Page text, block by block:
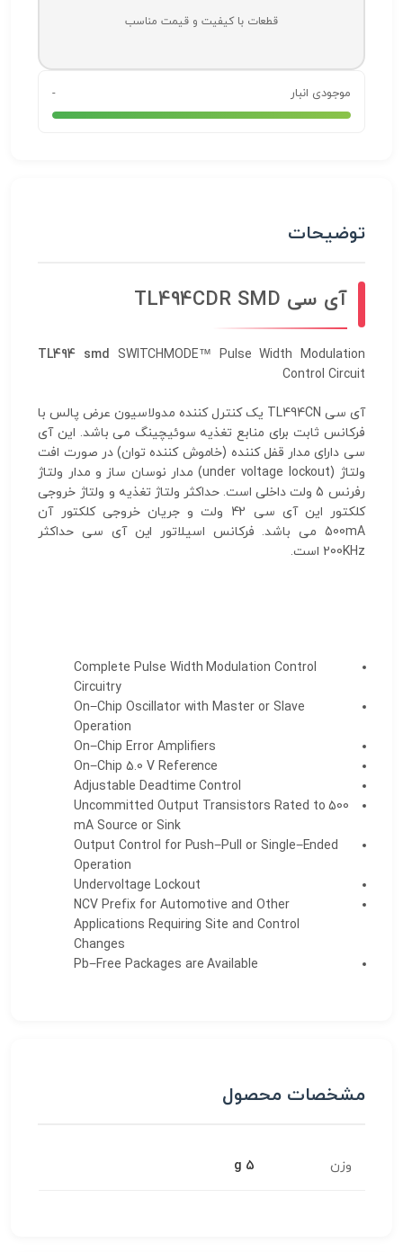
قطعات با کیفیت و قیمت مناسب
موجودی انبار -
توضیحات
آی سی TL494CDR SMD
TL494 smd SWITCHMODE™ Pulse Width Modulation
Control Circuit
آی سی TL494CN یک کنترل کننده مدولاسیون عرض پالس با
فرکانس ثابت برای منابع تغذیه سوئیچینگ می باشد. این آی
سی دارای مدار قفل کننده (خاموش کننده توان) در صورت افت
ولتاژ (under voltage lockout) مدار نوسان ساز و مدار ولتاژ
رفرنس 5 ولت داخلی است. حداکثر ولتاژ تغذیه و ولتاژ خروجی
کلکتور این آی سی 42 ولت و جریان خروجی کلکتور آن
500mA می باشد. فرکانس اسیلاتور این آی سی حداکثر
200KHz است.
Complete Pulse Width Modulation Control
Circuitry
On−Chip Oscillator with Master or Slave
Operation
On−Chip Error Amplifiers
On−Chip 5.0 V Reference
Adjustable Deadtime Control
Uncommitted Output Transistors Rated to 500
mA Source or Sink
Output Control for Push−Pull or Single−Ended
Operation
Undervoltage Lockout
NCV Prefix for Automotive and Other
Applications Requiring Site and Control
Changes
Pb−Free Packages are Available
مشخصات محصول
وزن 5 g